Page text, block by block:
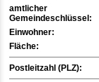
amtlicher
Gemeindeschlüssel:
Einwohner:
Fläche:
Postleitzahl (PLZ):